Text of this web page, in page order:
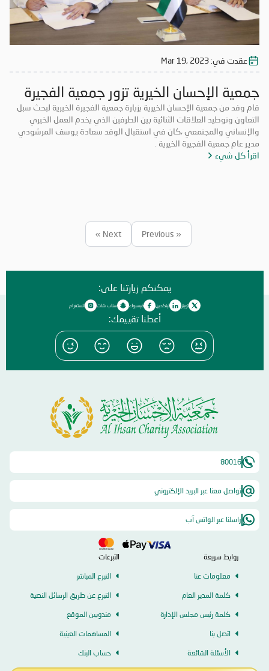
عقدت في: Mar 19, 2023
جمعية الإحسان الخيرية تزور جمعية الفجيرة
الخيرية
قام وفد من جمعية الإحسان الخيرية بزيارة جمعية الفجيرة الخيرية لبحث سبل
التعاون وتوطيد العلاقات الثنائية بين الطرفين الذي يخدم العمل الخيري
والإنساني والمجتمعي ،كان في استقبال الوفد سعادة يوسف المرشودي
مدير عام جمعية الفجيرة الخيرية .
اقرأ كل شيء
« Previous
Next »
يمكنكم زيارتنا على:
تويتر لينكدين فيسبوك سناب شات انستغرام
أعطنا تقييمك:
80016
تواصل معنا عبر البريد الإلكتروني
راسلنا عبر الواتس آب
روابط سريعة
معلومات عنا
كلمة المدير العام
كلمة رئيس مجلس الإدارة
اتصل بنا
الأسئلة الشائعة
التبرعات
التبرع المباشر
التبرع عن طريق الرسائل النصية
مندوبين الموقع
المساهمات العينية
حساب البنك